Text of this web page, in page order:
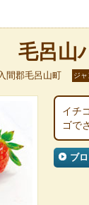
毛呂山
間郡毛呂山町 ジ
イチ
ゴで
ブ